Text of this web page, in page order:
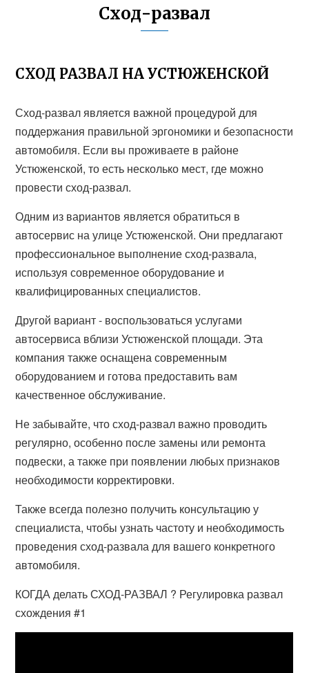
Сход-развал
СХОД РАЗВАЛ НА УСТЮЖЕНСКОЙ
Сход-развал является важной процедурой для
поддержания правильной эргономики и безопасности
автомобиля. Если вы проживаете в районе
Устюженской, то есть несколько мест, где можно
провести сход-развал.
Одним из вариантов является обратиться в
автосервис на улице Устюженской. Они предлагают
профессиональное выполнение сход-развала,
используя современное оборудование и
квалифицированных специалистов.
Другой вариант - воспользоваться услугами
автосервиса вблизи Устюженской площади. Эта
компания также оснащена современным
оборудованием и готова предоставить вам
качественное обслуживание.
Не забывайте, что сход-развал важно проводить
регулярно, особенно после замены или ремонта
подвески, а также при появлении любых признаков
необходимости корректировки.
Также всегда полезно получить консультацию у
специалиста, чтобы узнать частоту и необходимость
проведения сход-развала для вашего конкретного
автомобиля.
КОГДА делать СХОД-РАЗВАЛ ? Регулировка развал
схождения #1